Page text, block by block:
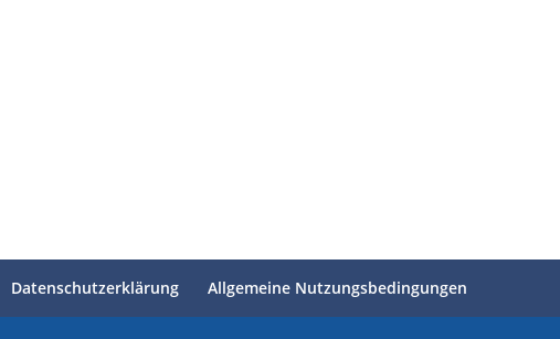
Datenschutzerklärung Allgemeine Nutzungsbedingungen